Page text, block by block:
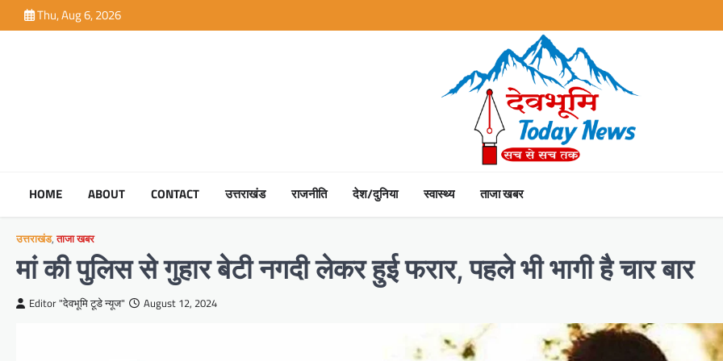
to
Thu, Aug 6, 2026
HOME ABOUT CONTACT उत्तराखंड राजनीति देश/दुनिया स्वास्थ्य ताजा खबर
उत्तराखंड,ताजा खबर
मां की पुलिस से गुहार बेटी नगदी लेकर हुई फरार, पहले भी भागी है चार बार
Editor "देवभूमि टूडे न्यूज" August 12, 2024